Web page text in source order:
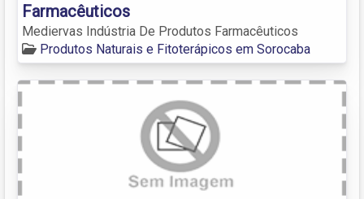
Farmacêuticos
Mediervas Indústria De Produtos Farmacêuticos
Produtos Naturais e Fitoterápicos em Sorocaba